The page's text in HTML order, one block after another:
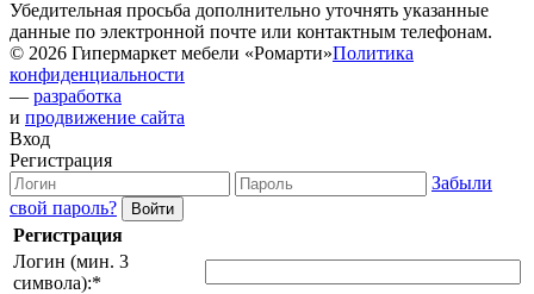
Убедительная просьба дополнительно уточнять указанные
данные по электронной почте или контактным телефонам.
© 2026 Гипермаркет мебели «Ромарти»Политика
конфиденциальности
— разработка
и продвижение сайта
Вход
Регистрация
Забыли
свой пароль?
Регистрация
Логин (мин. 3
символа):*